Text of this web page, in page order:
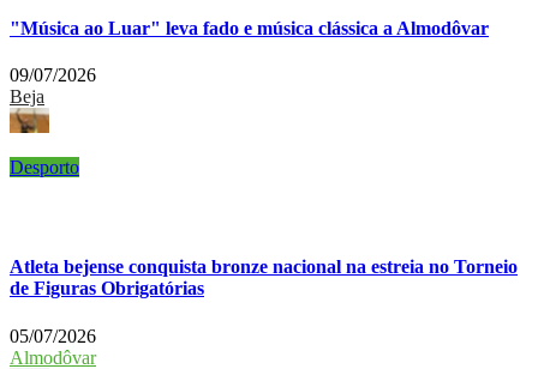
"Música ao Luar" leva fado e música clássica a Almodôvar
09/07/2026
Beja
Desporto
Atleta bejense conquista bronze nacional na estreia no Torneio
de Figuras Obrigatórias
05/07/2026
Almodôvar